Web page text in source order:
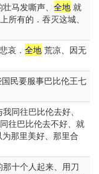
马发嘶声、 全地 就
所有的．吞灭这城、
哀． 全地 荒凉、因无
民要服事巴比伦王七
同往巴比伦去好、
往巴比伦去不好、就
那里美好、那里合
十个人起来、用刀